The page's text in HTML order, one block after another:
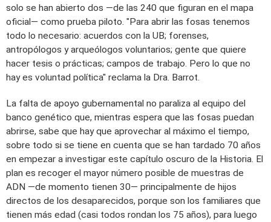
solo se han abierto dos —de las 240 que figuran en el mapa
oficial— como prueba piloto. "Para abrir las fosas tenemos
todo lo necesario: acuerdos con la UB; forenses,
antropólogos y arqueólogos voluntarios; gente que quiere
hacer tesis o prácticas; campos de trabajo. Pero lo que no
hay es voluntad política" reclama la Dra. Barrot.
La falta de apoyo gubernamental no paraliza al equipo del
banco genético que, mientras espera que las fosas puedan
abrirse, sabe que hay que aprovechar al máximo el tiempo,
sobre todo si se tiene en cuenta que se han tardado 70 años
en empezar a investigar este capítulo oscuro de la Historia. El
plan es recoger el mayor número posible de muestras de
ADN —de momento tienen 30— principalmente de hijos
directos de los desaparecidos, porque son los familiares que
tienen más edad (casi todos rondan los 75 años), para luego